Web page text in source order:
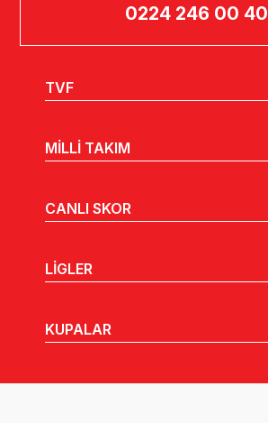
0224 246 00 40
TVF
MİLLİ TAKIM
CANLI SKOR
LİGLER
KUPALAR